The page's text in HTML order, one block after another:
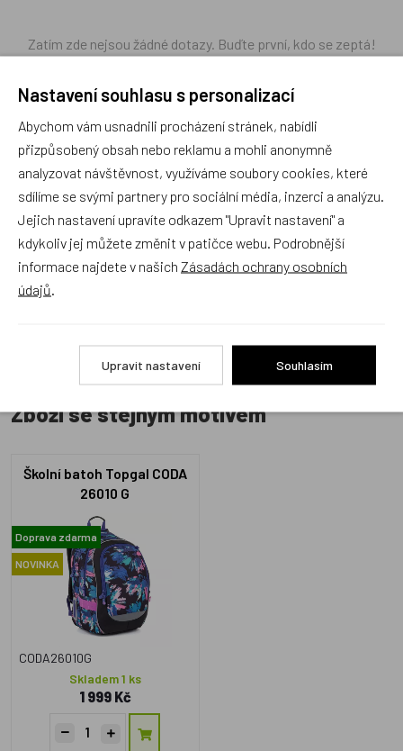
Zatím zde nejsou žádné dotazy. Buďte první, kdo se zeptá!
Recenze
Produkt zatím nemá žádné hodnocení,buďte první, kdo
produkt ohodnotí!
Zboží se stejným motivem
Školní batoh Topgal CODA
26010 G
Doprava zdarma
NOVINKA
CODA26010G
Skladem 1 ks
1 999 Kč
Nastavení souhlasu s personalizací
Abychom vám usnadnili procházení stránek, nabídli
přizpůsobený obsah nebo reklamu a mohli anonymně
analyzovat návštěvnost, využíváme soubory cookies, které
sdílíme se svými partnery pro sociální média, inzerci a analýzu.
Jejich nastavení upravíte odkazem "Upravit nastavení" a
kdykoliv jej můžete změnit v patičce webu. Podrobnější
informace najdete v našich Zásadách ochrany osobních
údajů
Upravit nastavení Souhlasím